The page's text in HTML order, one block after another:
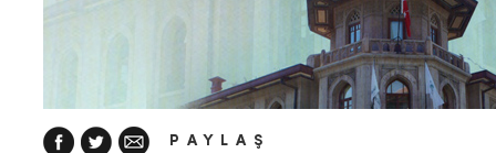
PAYLAŞ